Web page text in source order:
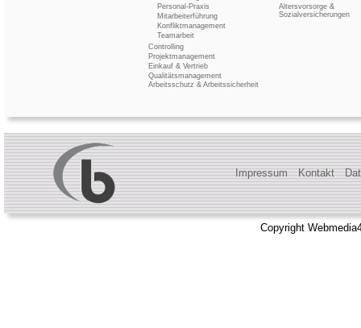
Personal-Praxis
Mitarbeiterführung
Konfliktmanagement
Teamarbeit
Controlling
Projektmanagement
Einkauf & Vertrieb
Qualitätsmanagement
Arbeitsschutz & Arbeitssicherheit
Altersvorsorge &
Sozialversicherungen
Impressum Kontakt
Copyright